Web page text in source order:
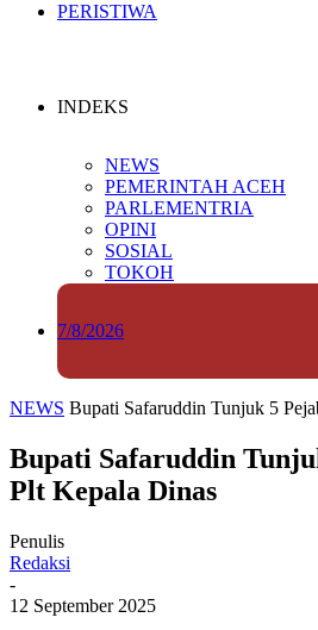
PERISTIWA
INDEKS
NEWS
PEMERINTAH ACEH
PARLEMENTRIA
OPINI
SOSIAL
TOKOH
7/8/2026
NEWS Bupati Safaruddin Tunjuk 5
Bupati Safaruddin
Plt Kepala Dinas
Penulis
Redaksi
-
12 September 2025